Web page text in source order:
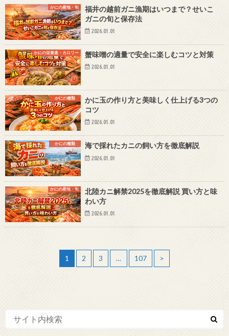
かにの産地・旬
福井の越前ガニ漁期はいつまで？せいこ
ガニの旬と保存法
2026.01.01
かにの栄養素・カロリー 蟹味噌の適量で安全に楽しむコツと対策
2026.01.01
かにの種類
かに玉の作り方と美味しく仕上げる3つの
コツ
2026.01.01
かにの種類 海で採れたカニの飼い方を徹底解説
2026.01.01
かにの産地・旬
北陸カニ解禁2025を徹底解説 買い方と味
わい方
2026.01.01
1 2 3 … 107 >